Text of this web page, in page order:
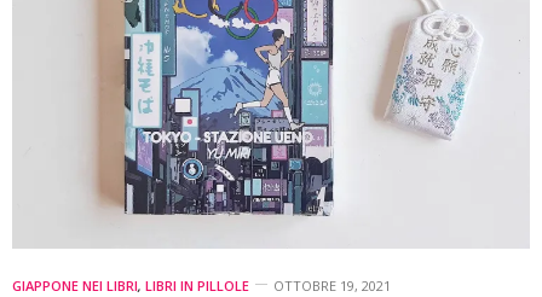
GIAPPONE NEI LIBRI, LIBRI IN PILLOLE OTTOBRE 19, 2021